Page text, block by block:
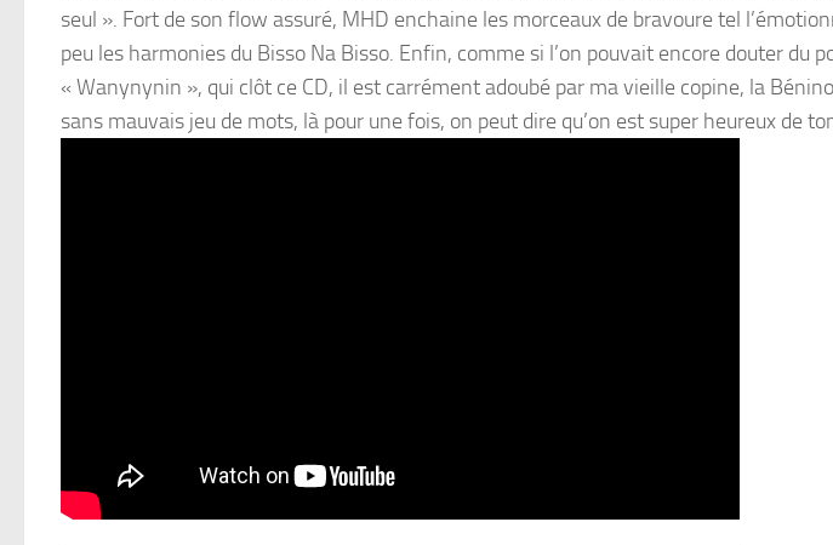
seul ». Fort de son flow assuré, MHD enchaine les morceaux de bravoure tel
peu les harmonies du Bisso Na Bisso. Enfin, comme si l’on pouvait encore douter du
« Wanynynin », qui clôt ce CD, il est carrément adoubé par ma vieille copine, la
sans mauvais jeu de mots, là pour une fois, on peut dire qu’on est super heureux de